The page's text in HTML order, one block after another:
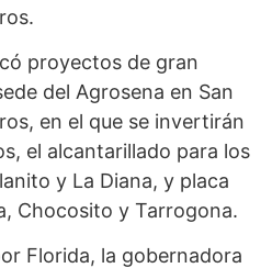
proyectos de gran
del Agrosena en San
en el que se invertirán
el alcantarillado para los
y La Diana, y placa
Chocosito y Tarrogona.
Florida, la gobernadora